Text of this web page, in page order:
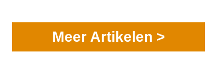
Meer Artikelen >